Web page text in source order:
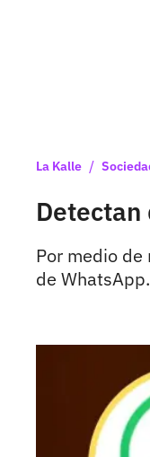
La Kalle /
Por medio
de WhatsApp.